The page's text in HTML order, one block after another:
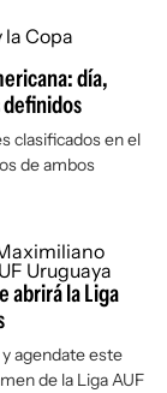
día,
definidos
clasificados en el
de ambos
abrirá la Liga
agendate este
de la Liga AUF